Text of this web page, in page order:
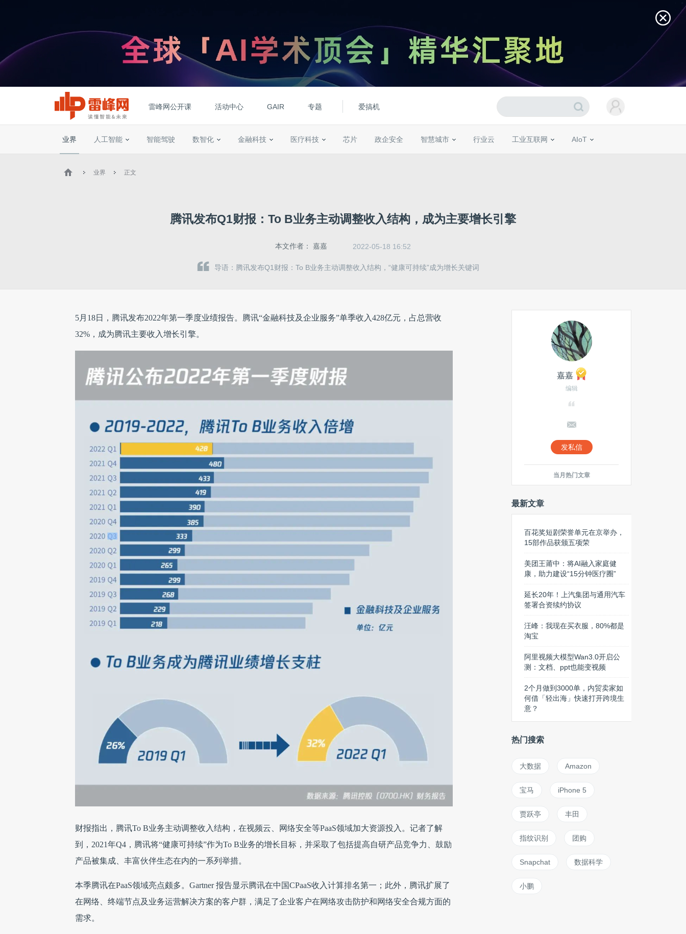
雷峰网公开课 活动中心 GAIR 专题 爱搞机
业界 人工智能 智能驾驶 数智化 金融科技 医疗科技 芯片 政企安全 智慧城市 行业云 工业互联网 AIoT
业界 正文
腾讯发布Q1财报：To B业务主动调整收入结构，成为主要增长引擎
本文作者： 嘉嘉 2022-05-18 16:52
导语：腾讯发布Q1财报：To B业务主动调整收入结构，“健康可持续”成为增长关键词
5月18日，腾讯发布2022年第一季度业绩报告。腾讯“金融科技及企业服务”单季收入428亿元，占总营收
32%，成为腾讯主要收入增长引擎。
财报指出，腾讯To B业务主动调整收入结构，在视频云、网络安全等PaaS领域加大资源投入。记者了解
到，2021年Q4，腾讯将“健康可持续”作为To B业务的增长目标，并采取了包括提高自研产品竞争力、鼓励
产品被集成、丰富伙伴生态在内的一系列举措。
本季腾讯在PaaS领域亮点颇多。Gartner 报告显示腾讯在中国CPaaS收入计算排名第一；此外，腾讯扩展了
在网络、终端节点及业务运营解决方案的客户群，满足了企业客户在网络攻击防护和网络安全合规方面的
需求。
嘉嘉
编辑
发私信
当月热门文章
最新文章
百花奖短剧荣誉单元在京举办，
15部作品获颁五项荣
美团王莆中：将AI融入家庭健
康，助力建设“15分钟医疗圈”
延长20年！上汽集团与通用汽车
签署合资续约协议
汪峰：我现在买衣服，80%都是
淘宝
阿里视频大模型Wan3.0开启公
测：文档、ppt也能变视频
2个月做到3000单，内贸卖家如
何借「轻出海」快速打开跨境生
意？
热门搜索
大数据 Amazon
宝马 iPhone 5
贾跃亭 丰田
指纹识别 团购
Snapchat 数据科学
小鹏